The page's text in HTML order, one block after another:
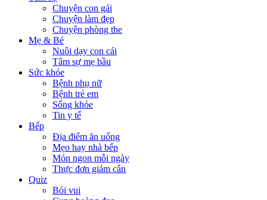
Chuyện con gái
Chuyện làm đẹp
Chuyện phòng the
Mẹ & Bé
Nuôi dạy con cái
Tâm sự mẹ bầu
Sức khỏe
Bệnh phụ nữ
Bệnh trẻ em
Sống khỏe
Tin y tế
Bếp
Địa điểm ăn uống
Mẹo hay nhà bếp
Món ngon mỗi ngày
Thực đơn giảm cân
Quiz
Bói vui